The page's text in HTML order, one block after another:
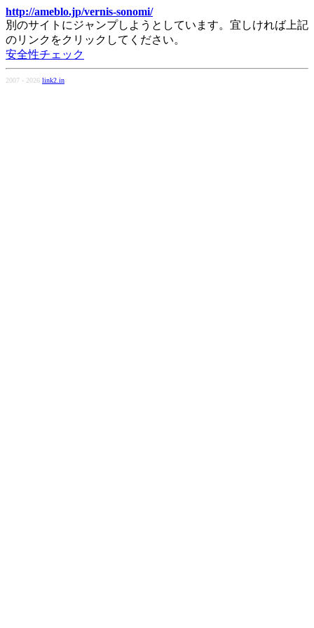
http://ameblo.jp/vernis-sonomi/
別のサイトにジャンプしようとしています。宜しければ上記
のリンクをクリックしてください。
安全性チェック
2007 - 2026 link2.in